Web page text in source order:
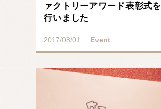
ァクトリーアワード表彰式を
行いました
2017/08/01 Event